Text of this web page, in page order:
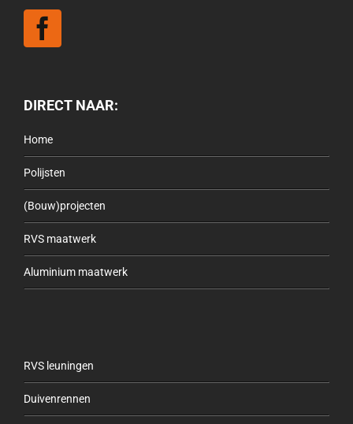
DIRECT NAAR:
Home
Polijsten
(Bouw)projecten
RVS maatwerk
Aluminium maatwerk
RVS leuningen
Duivenrennen